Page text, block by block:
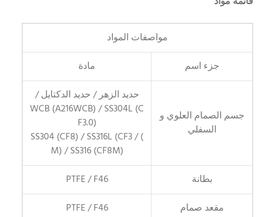
مواصفات المواد
جزء اسم
مادة
جسم الصمام العلوي و
السفلي
حديد الزهر / حديد الدكتايل /
WCB (A216WCB) / SS304L (C
F3.0)
) / SS304 (CF8) / SS316L (CF3
M) / SS316 (CF8M)
بطانة
PTFE / F46
مقعد صمام
PTFE / F46